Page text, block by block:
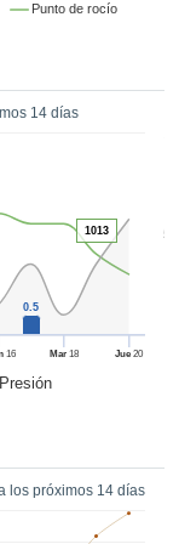
Punto de rocío
14 días
Presión
50
16 Mar18 Jue 20
0.5
1013
los próximos 14 días